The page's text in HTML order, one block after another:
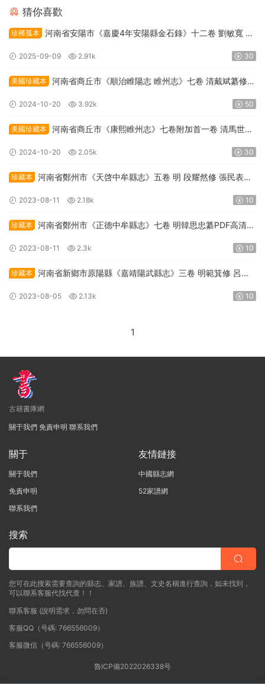
猜你喜歡
珍稀孤本 河南省安陽市《嘉慶4年安陽縣金石錄》十二卷 劉敏寬 董
2025-09-09 2.91k 30
美國珍藏本 河南省商丘市《順治睢陽志 睢州志》七卷 清戴斌纂修
2024-10-20 3.92k 50
美國珍藏本 河南省商丘市《康熙睢州志》七卷附加首一卷 清馬世英
2024-10-20 2.05k 30
珍藏本 河南省鄭州市《天啓中牟縣志》五卷 明 段耀然修 張民表纂
2023-08-11 2.18k 10
珍藏本 河南省鄭州市《正德中牟縣志》七卷 明韓思忠纂PDF高清電
2023-08-11 2.3k 10
珍藏本 河南省新鄉市原陽縣《嘉靖陽武縣志》三卷 明範箕修 呂柟
2023-08-05 2.13k 10
1
古籍書庫網
關于我們 免責申明 聯系我們
關于
關于我們
免責申明
聯系我們
友情鏈接
中國縣志網
52家譜網
搜索
您可在此搜索需要查詢的縣志、家譜、族譜、文史名稱進行查詢，如未找到，
可以聯系客服代找代查！！
聯系客服 (說明需求，勿問在否)
客服QQ（号碼: 766556009）
客服微信（号碼: 766556009）
魯ICP備2022026338号